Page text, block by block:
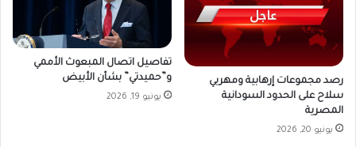
رصد مجموعات إرهابية ومهربي
سلاح على الحدود السودانية
المصرية
يونيو 20, 2026
تفاصيل اتصال المبعوث الأممي
و”حميدتي” بشأن الأبيض
يونيو 19, 2026